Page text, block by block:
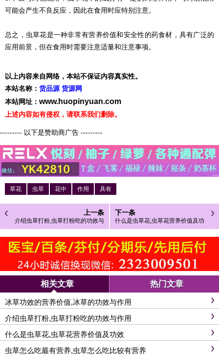
可能会产生不良反应，因此在食用时应特别注意。
总之，虫草花是一种非常有营养价值和安全性的药食材，具有广泛的
应用前景，但在食用时需要注意适量和注意事项。
以上内容来自网络，本站不保证内容真实性。
本站名称： 货品源 货源网
本站网址： www.huopinyuan.com
上述内容如有侵权，请联系我们删除。
--------- 以下是赞助商广告 ---------
草花 虫草 花中 作用 具有
上一条
介绍虫草打粉,虫草打粉吃的功效与
作用
下一条
什么是虫草花,虫草花营养价值及功
效
相关文章 热门文章
冰草功效的营养价值,冰草的功效与作用
介绍虫草打粉,虫草打粉吃的功效与作用
什么是虫草花,虫草花营养价值及功效
虫草怎么吃最有营养,虫草怎么吃比较有营养